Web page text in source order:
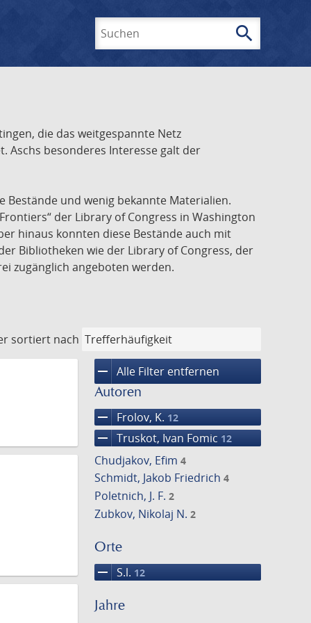
search
die das weitgespannte Netz
Aschs besonderes Interesse galt der
Bestände und wenig bekannte Materialien.
der Library of Congress in Washington
hinaus konnten diese Bestände auch mit
Bibliotheken wie der Library of Congress, der
zugänglich angeboten werden.
sortiert nach
remove Alle Filter entfernen
Autoren
remove Frolov, K. 12
remove Truskot, Ivan Fomic 12
Chudjakov, Efim 4
Schmidt, Jakob Friedrich 4
Poletnich, J. F. 2
Zubkov, Nikolaj N. 2
Orte
remove S.l. 12
Jahre